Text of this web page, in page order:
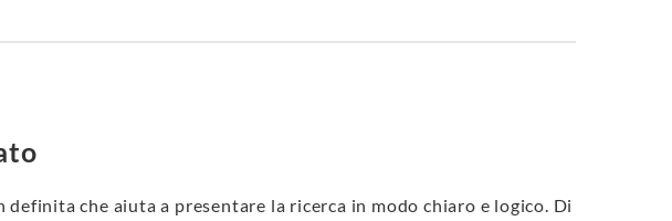
che aiuta a presentare la ricerca in modo chiaro e logico. Di